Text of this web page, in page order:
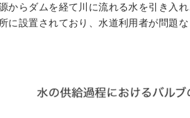
からダムを経て川に流れる水を引き入
に設置されており、水道利用者が問題